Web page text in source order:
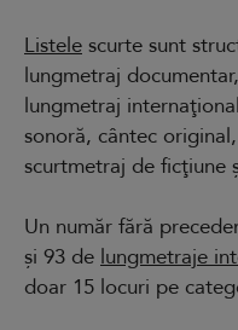
Listele scurte sunt
lungmetraj
lungmetraj
sonoră, cântec
scurtmetraj de ficţiune
Un număr fără
și 93 de lungmetraje
doar 15 locuri pe